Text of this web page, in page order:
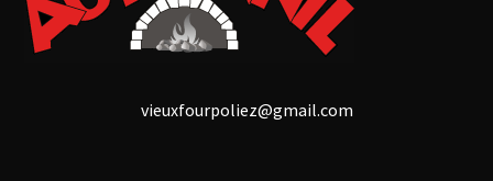
vieuxfourpoliez@gmail.com